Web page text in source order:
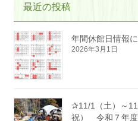
最近の投稿
年間休館日情報
2026年3月1日
✰11/1（土）～
祝） 令和７年